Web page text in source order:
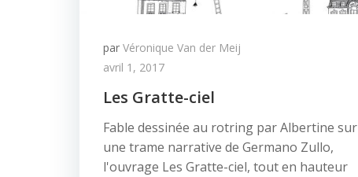
par Véronique Van der Meij
avril 1, 2017
Les Gratte-ciel
Fable dessinée au rotring par Albertine sur
une trame narrative de Germano Zullo,
l'ouvrage Les Gratte-ciel, tout en hauteur